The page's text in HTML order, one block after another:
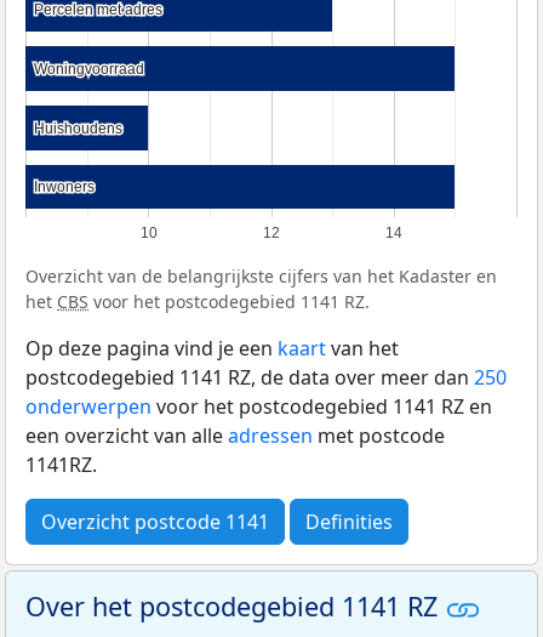
10 12 14
Percelen met adres
Percelen met adres
Woningvoorraad
Woningvoorraad
Huishoudens
Huishoudens
Inwoners
Inwoners
Overzicht van de belangrijkste cijfers van het Kadaster en
het CBS voor het postcodegebied 1141 RZ.
Op deze pagina vind je een kaartvan het
postcodegebied 1141 RZ, de data over meer dan 250
onderwerpen voor het postcodegebied 1141 RZ en
een overzicht van alleadressen met postcode
1141RZ.
Overzicht postcode 1141 Definities
Over het postcodegebied 1141 RZ